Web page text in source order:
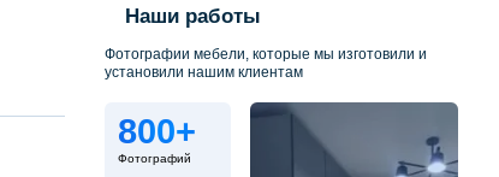
Наши работы
Фотографии мебели, которые мы изготовили и
установили нашим клиентам
800+
Фотографий